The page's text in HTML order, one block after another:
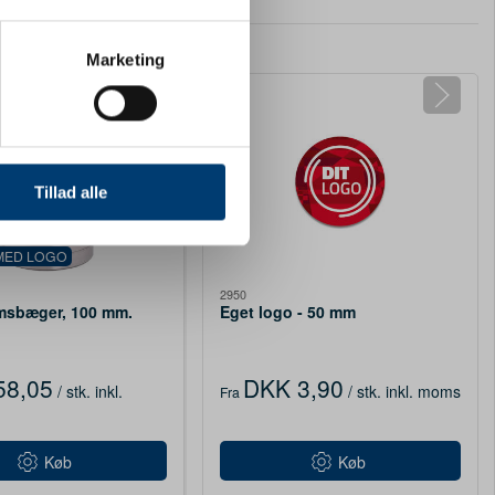
og til at analysere
for sociale medier,
oplysninger, du har givet
Marketing
Tillad alle
LOGO
100 mm.
/ stk. inkl.
Køb
2950
Eget logo - 50 mm
Fra DKK 3,90 / stk. inkl. moms
Køb